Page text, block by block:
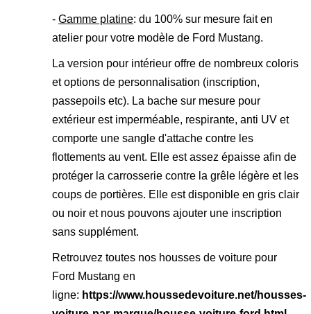
- Gamme platine: du 100% sur mesure fait en
atelier pour votre modèle de Ford Mustang.
La version pour intérieur offre de nombreux coloris
et options de personnalisation (inscription,
passepoils etc). La bache sur mesure pour
extérieur est imperméable, respirante, anti UV et
comporte une sangle d'attache contre les
flottements au vent. Elle est assez épaisse afin de
protéger la carrosserie contre la grêle légère et les
coups de portières. Elle est disponible en gris clair
ou noir et nous pouvons ajouter une inscription
sans supplément.
Retrouvez toutes nos housses de voiture pour
Ford Mustang en
ligne: https://www.houssedevoiture.net/housses-